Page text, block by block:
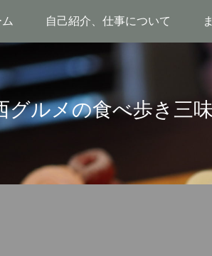
グルメの食べ歩き三味
自己紹介、仕事について